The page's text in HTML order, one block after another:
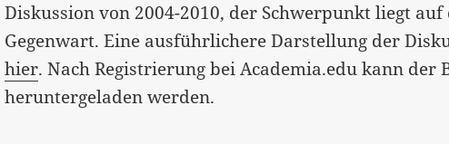
Diskussion von 2004-2010, der Schwerpunkt liegt
Gegenwart. Eine ausführlichere Darstellung der
hier. Nach Registrierung bei Academia.edu kann der
heruntergeladen werden.